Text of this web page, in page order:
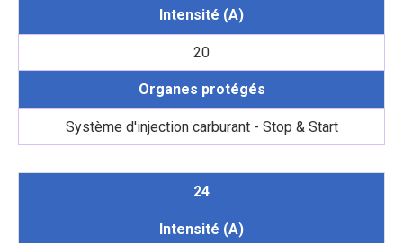
Intensité (A)
20
Organes protégés
Système d'injection carburant - Stop & Start
24
Intensité (A)